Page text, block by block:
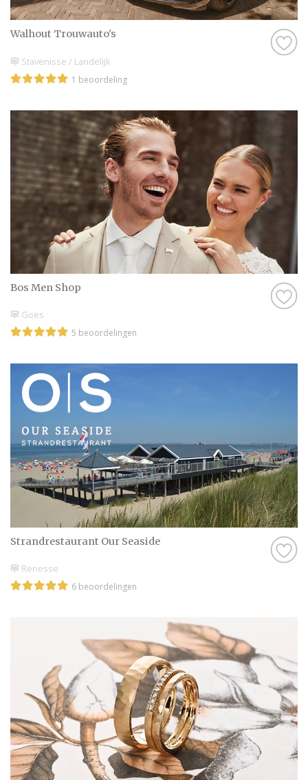
Walhout Trouwauto's
Stavenisse / Landelijk
1 beoordeling
Bos Men Shop
Goes
5 beoordelingen
Strandrestaurant Our Seaside
Renesse
6 beoordelingen